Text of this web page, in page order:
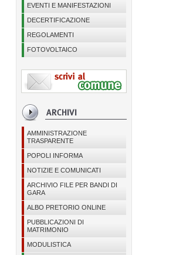
EVENTI E MANIFESTAZIONI
DECERTIFICAZIONE
REGOLAMENTI
FOTOVOLTAICO
AMMINISTRAZIONE
TRASPARENTE
POPOLI INFORMA
NOTIZIE E COMUNICATI
ARCHIVIO FILE PER BANDI DI
GARA
ALBO PRETORIO ONLINE
PUBBLICAZIONI DI
MATRIMONIO
MODULISTICA